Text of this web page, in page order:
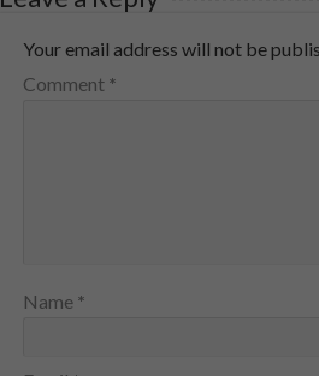
Your email address will not be
Comment *
Name *